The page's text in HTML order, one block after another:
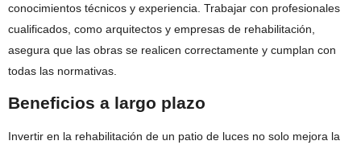
conocimientos técnicos y experiencia. Trabajar con profesionales
cualificados, como arquitectos y empresas de rehabilitación,
asegura que las obras se realicen correctamente y cumplan con
todas las normativas.
Beneficios a largo plazo
Invertir en la rehabilitación de un patio de luces no solo mejora la